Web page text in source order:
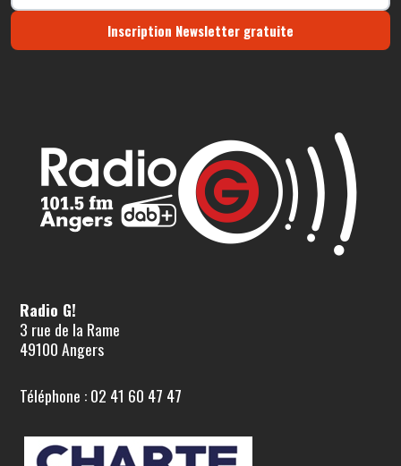
Inscription Newsletter gratuite
Radio G!
3 rue de la Rame
49100 Angers
Téléphone : 02 41 60 47 47